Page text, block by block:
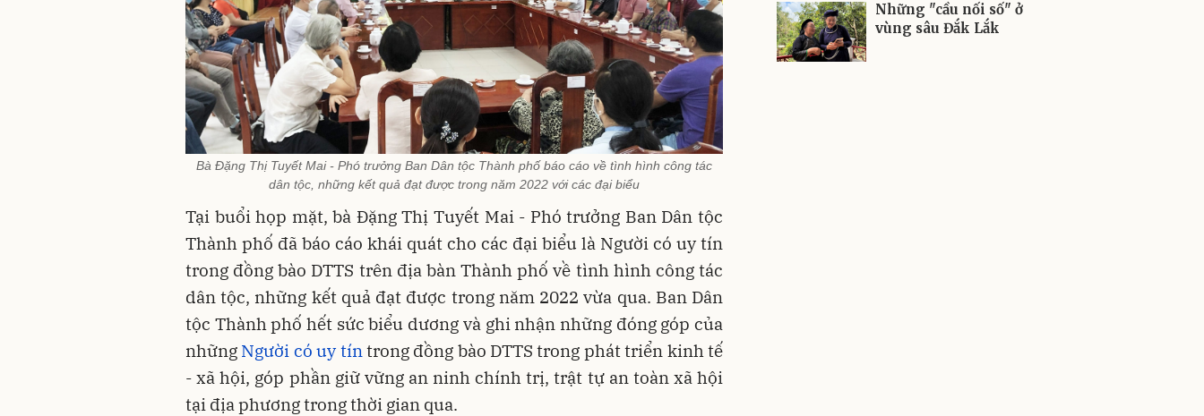
Bà Đặng Thị Tuyết Mai - Phó trưởng Ban Dân tộc Thành phố báo cáo về tình hình công tác
dân tộc, những kết quả đạt được trong năm 2022 với các đại biểu
Tại buổi họp mặt, bà Đặng Thị Tuyết Mai - Phó trưởng Ban Dân tộc
Thành phố đã báo cáo khái quát cho các đại biểu là Người có uy tín
trong đồng bào DTTS trên địa bàn Thành phố về tình hình công tác
dân tộc, những kết quả đạt được trong năm 2022 vừa qua. Ban Dân
tộc Thành phố hết sức biểu dương và ghi nhận những đóng góp của
những Người có uy tín trong đồng bào DTTS trong phát triển kinh tế
- xã hội, góp phần giữ vững an ninh chính trị, trật tự an toàn xã hội
tại địa phương trong thời gian qua.
Những "cầu nối số" ở
vùng sâu Đắk Lắk